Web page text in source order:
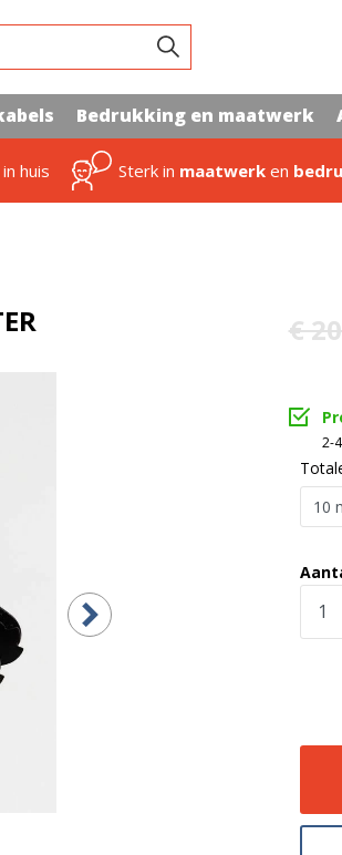
Bedrukking en maatwerk
in huis Sterk in maatwerk en
€
2-